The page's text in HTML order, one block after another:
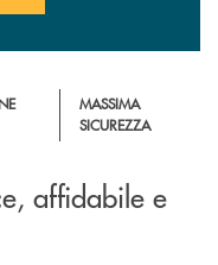
MASSIMA
SICUREZZA
affidabile e